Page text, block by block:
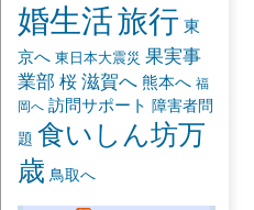
婚生活旅行 東
京へ 東日本大震災 果実事
業部 桜 滋賀へ 熊本へ 福
岡へ 訪問サポート 障害者問
題 食いしん坊万
歳 鳥取へ